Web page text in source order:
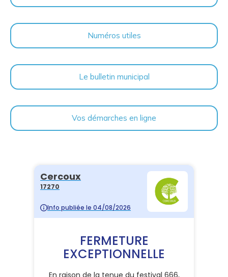
Numéros utiles
Le bulletin municipal
Vos démarches en ligne